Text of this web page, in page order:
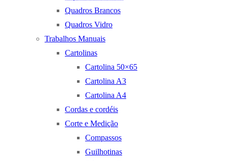
Quadros Brancos
Quadros Vidro
Trabalhos Manuais
Cartolinas
Cartolina 50×65
Cartolina A3
Cartolina A4
Cordas e cordéis
Corte e Medição
Compassos
Guilhotinas